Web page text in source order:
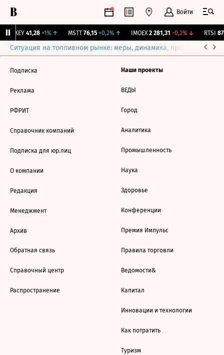
Войти
OKEY 41,28 +1%↑ MSTT 76,15 +0,2%↑ IMOEX 2 281,31 -0,2%↓ RTSI
Ситуация на топливном рынке: меры, динамика, прогнозы
Подписка
Реклама
РФРИТ
Справочник компаний
Подписка для юр.лиц
О компании
Редакция
Менеджмент
Архив
Обратная связь
Справочный центр
Распространение
Наши проекты
ВЕДЫ
Город
Аналитика
Промышленность
Наука
Здоровье
Конференции
Премия Импульс
Правила торговли
Ведомости&
Капитал
Инновации и технологии
Как потратить
Туризм